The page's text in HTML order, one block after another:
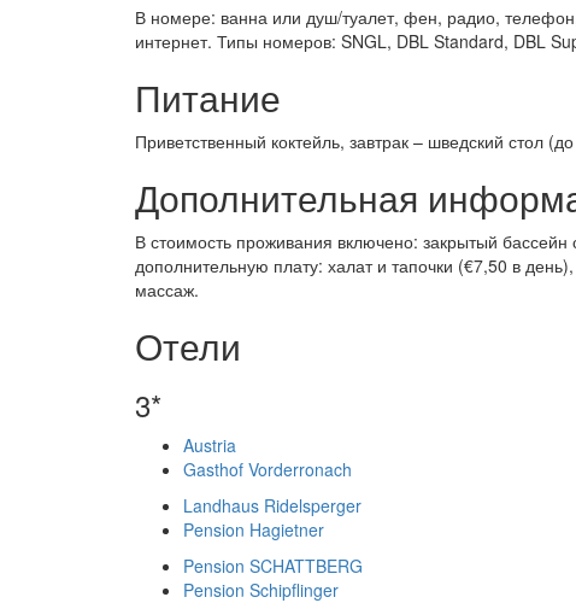
В номере: ванна или душ/туалет, фен, радио,
интернет. Типы номеров: SNGL, DBL Standard, DBL
Питание
Приветственный коктейль, завтрак – шведский стол
Дополнительная
В стоимость проживания включено: закрытый
дополнительную плату: халат и тапочки (€7,50 в
массаж.
Отели
3*
Austria
Gasthof Vorderronach
Landhaus Ridelsperger
Pension Hagietner
Pension SCHATTBERG
Pension Schipflinger